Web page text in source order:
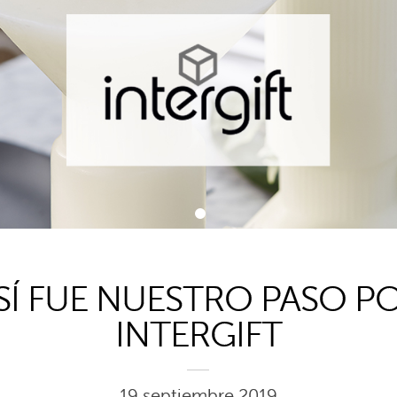
1
FUE NUESTRO PASO
INTERGIFT